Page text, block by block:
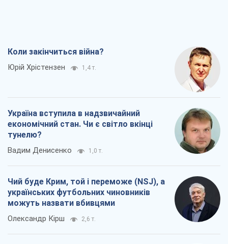
Коли закінчиться війна?
Юрій Хрістензен 1,4 т.
Україна вступила в надзвичайний
економічний стан. Чи є світло вкінці
тунелю?
Вадим Денисенко 1,0 т.
Чий буде Крим, той і переможе (NSJ), а
українських футбольних чиновників
можуть назвати вбивцями
Олександр Кірш 2,6 т.